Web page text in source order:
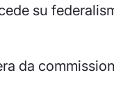
su
da